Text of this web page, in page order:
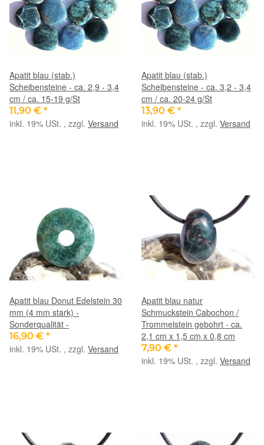
Apatit blau (stab.)
Scheibensteine - ca. 2,9 - 3,4
cm / ca. 15-19 g/St
11,90 € *
inkl. 19% USt. , zzgl. Versand
Apatit blau (stab.)
Scheibensteine - ca. 3,2 - 3,4
cm / ca. 20-24 g/St
13,90 € *
inkl. 19% USt. , zzgl. Versand
Apatit blau Donut Edelstein 30
mm (4 mm stark) -
Sonderqualität -
16,90 € *
inkl. 19% USt. , zzgl. Versand
Apatit blau natur
Schmuckstein Cabochon /
Trommelstein gebohrt - ca.
2,1 cm x 1,5 cm x 0,8 cm
7,90 € *
inkl. 19% USt. , zzgl. Versand